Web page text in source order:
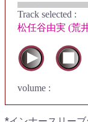
Track selected :
松任谷由実 (荒
volume :